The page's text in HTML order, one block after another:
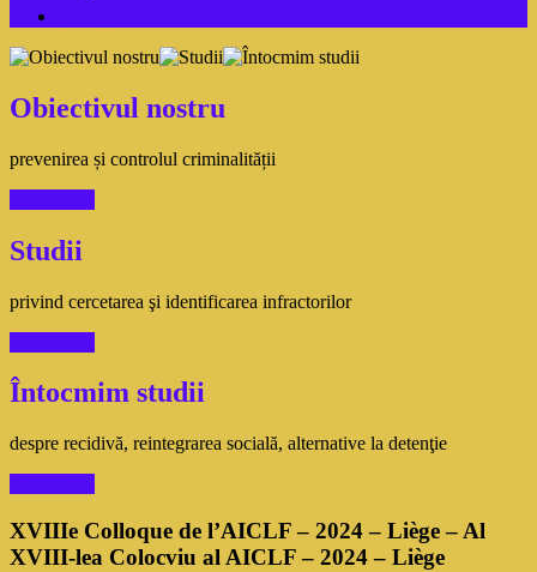
Obiectivul nostru
prevenirea și controlul criminalității
Studii
privind cercetarea şi identificarea infractorilor
Întocmim studii
despre recidivă, reintegrarea socială, alternative la detenţie
XVIIIe Colloque de l’AICLF – 2024 – Liège – Al
XVIII-lea Colocviu al AICLF – 2024 – Liège